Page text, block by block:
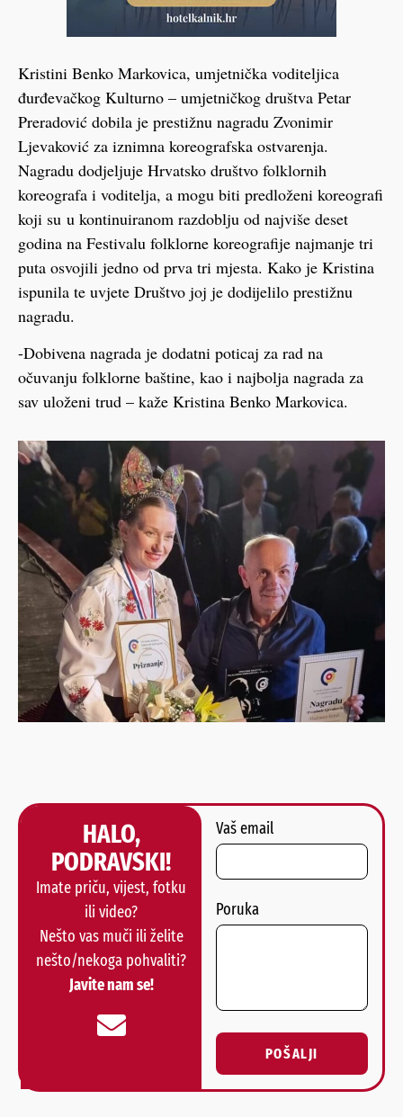
Kristini Benko Markovica, umjetnička voditeljica
đurđevačkog Kulturno – umjetničkog društva Petar
Preradović dobila je prestižnu nagradu Zvonimir
Ljevaković za iznimna koreografska ostvarenja.
Nagradu dodjeljuje Hrvatsko društvo folklornih
koreografa i voditelja, a mogu biti predloženi koreografi
koji su u kontinuiranom razdoblju od najviše deset
godina na Festivalu folklorne koreografije najmanje tri
puta osvojili jedno od prva tri mjesta. Kako je Kristina
ispunila te uvjete Društvo joj je dodijelilo prestižnu
nagradu.
-Dobivena nagrada je dodatni poticaj za rad na
očuvanju folklorne baštine, kao i najbolja nagrada za
sav uloženi trud – kaže Kristina Benko Markovica.
HALO,
PODRAVSKI!
Imate priču, vijest, fotku
ili video?
Nešto vas muči ili želite
nešto/nekoga pohvaliti?
Javite nam se!
Vaš email
Poruka
POŠALJI
Alternative: